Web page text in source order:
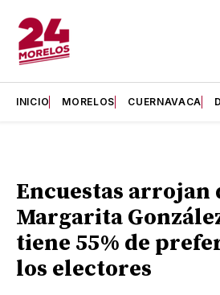
INICIO MORELOS CUERNAVACA
Encuestas arrojan
Margarita
tiene 55% de
los electores